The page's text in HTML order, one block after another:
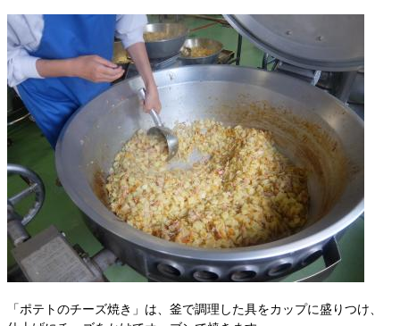
「ポテトのチーズ焼き」は、釜で調理した具をカップに盛りつけ、